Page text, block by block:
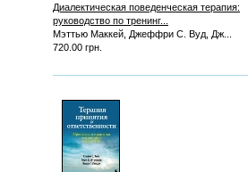
Диалектическая поведенческая терапия:
руководство по тренинг...
Мэттью Маккей, Джеффри С. Вуд, Дж...
720.00 грн.